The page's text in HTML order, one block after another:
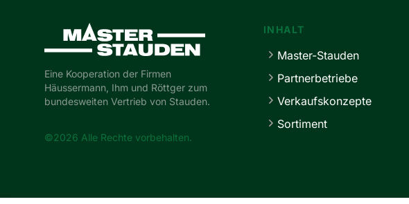
Master-Stauden
Eine Kooperation der Firmen
Häussermann, Ihm und Röttger zum
bundesweiten Vertrieb von Stauden.
©2026 Alle Rechte vorbehalten.
INHALT
Master-Stauden
Partnerbetriebe
Verkaufskonzepte
Sortiment